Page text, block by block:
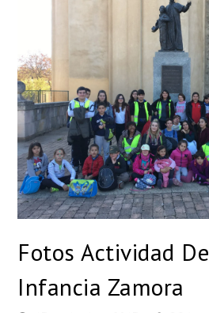
Fotos Actividad
Infancia Zamora